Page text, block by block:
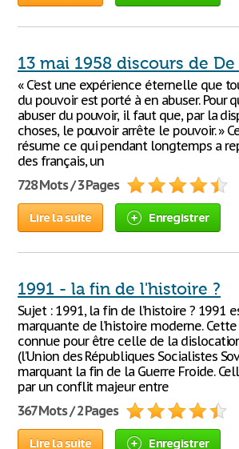
13 mai 1958 discours de De
« C’est une expérience éternelle que
du pouvoir est porté à en abuser. Pour
abuser du pouvoir, il faut que, par la
choses, le pouvoir arrête le pouvoir. »
résume ce qui pendant longtemps a
des français, un
728 Mots / 3 Pages
Lire la suite Enregistrer
1991 - la fin de l'histoire ?
Sujet : 1991, la fin de l’histoire ? 1991
marquante de l’histoire moderne.
connue pour être celle de la dislocation
(l’Union des Républiques Socialistes
marquant la fin de la Guerre Froide.
par un conflit majeur entre
367 Mots / 2 Pages
Lire la suite Enregistrer